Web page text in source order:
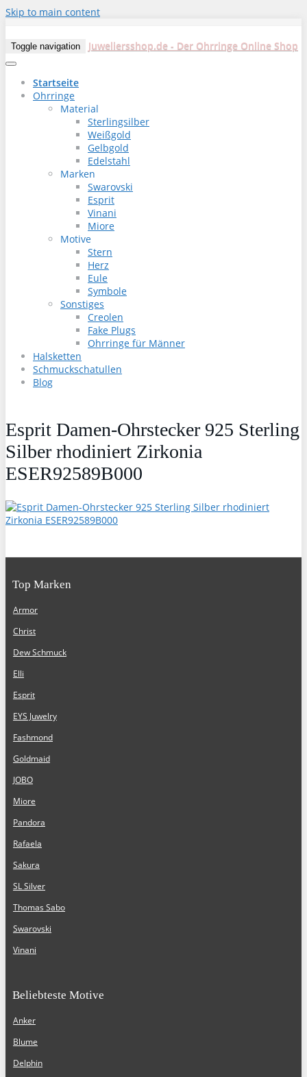
Skip to main content
Toggle navigation Juweliersshop.de - Der Ohrringe Online Shop
Startseite
Ohrringe
Material
Sterlingsilber
Weißgold
Gelbgold
Edelstahl
Marken
Swarovski
Esprit
Vinani
Miore
Motive
Stern
Herz
Eule
Symbole
Sonstiges
Creolen
Fake Plugs
Ohrringe für Männer
Halsketten
Schmuckschatullen
Blog
Esprit Damen-Ohrstecker 925 Sterling
Silber rhodiniert Zirkonia
ESER92589B000
Top Marken
Armor
Christ
Dew Schmuck
Elli
Esprit
EYS Juwelry
Fashmond
Goldmaid
JOBO
Miore
Pandora
Rafaela
Sakura
SL Silver
Thomas Sabo
Swarovski
Vinani
Beliebteste Motive
Anker
Blume
Delphin